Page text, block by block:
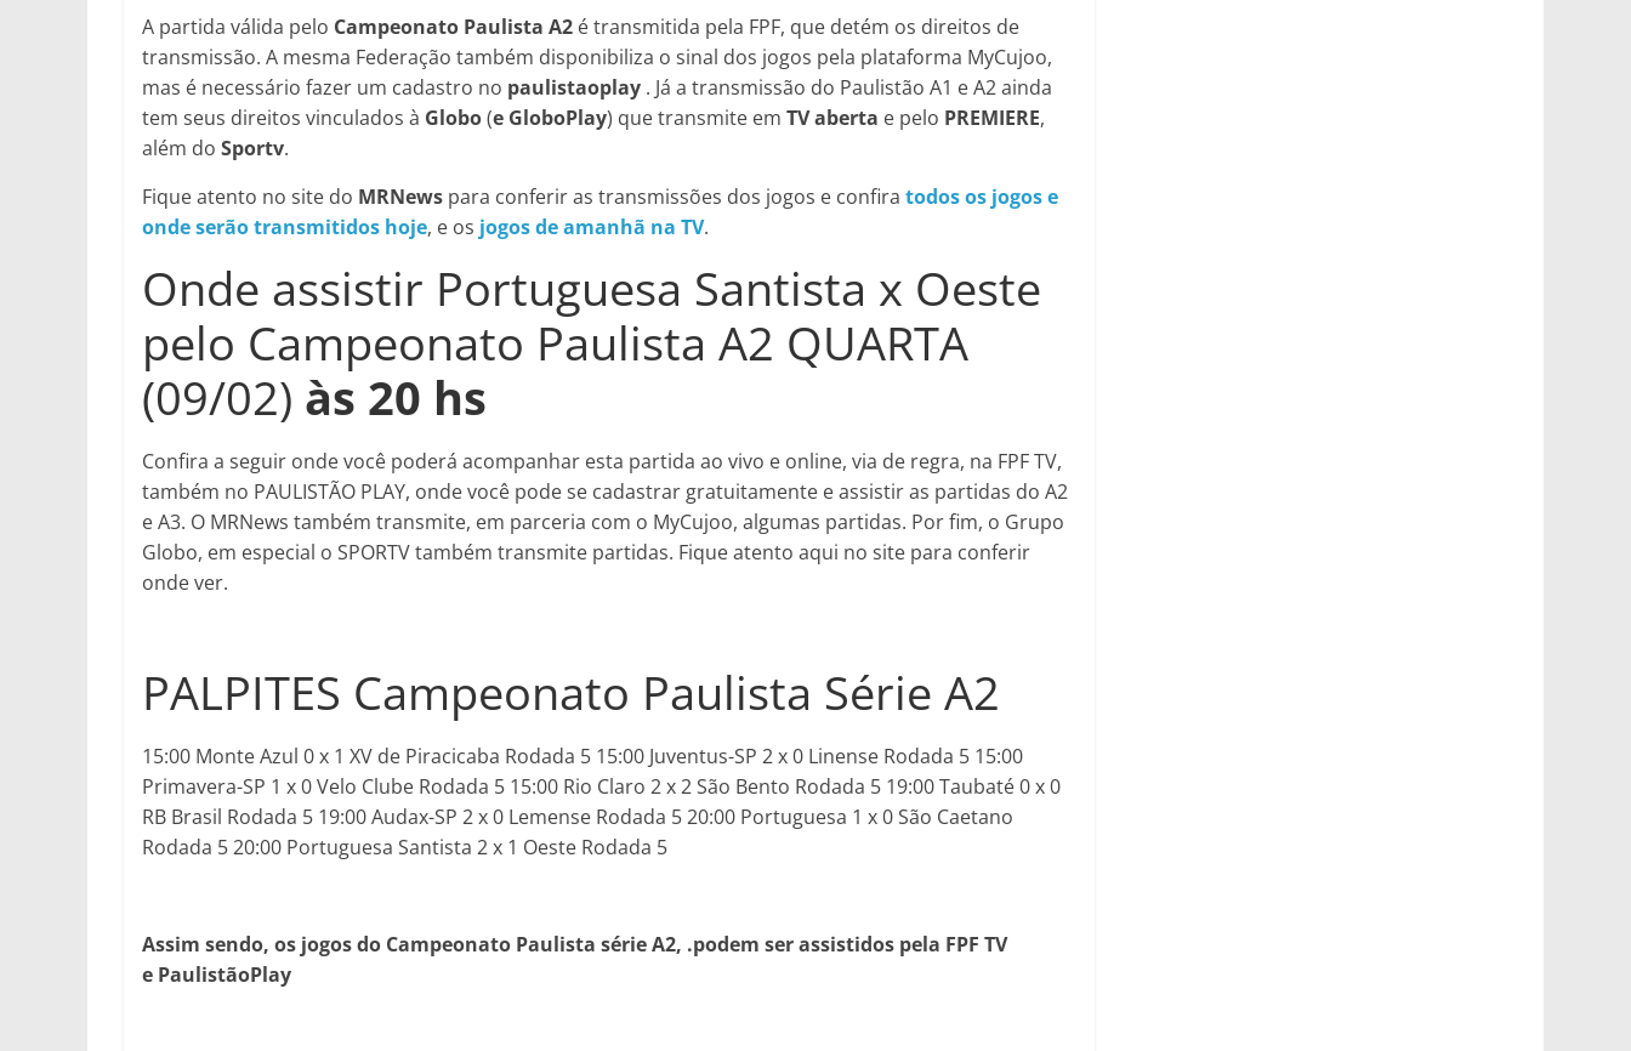
A partida válida pelo Campeonato Paulista A2 é transmitida pela FPF, que detém os direitos de
transmissão. A mesma Federação também disponibiliza o sinal dos jogos pela plataforma MyCujoo,
mas é necessário fazer um cadastro no paulistaoplay . Já a transmissão do Paulistão A1 e A2 ainda
tem seus direitos vinculados à Globo(e GloboPlay) que transmite em TV aberta e pelo PREMIERE,
além do Sportv.
Fique atento no site do MRNews para conferir as transmissões dos jogos e confira todos os jogos e
onde serão transmitidos hoje, e os jogos de amanhã na TV.
Onde assistir Portuguesa Santista x Oeste
pelo Campeonato Paulista A2 QUARTA
(09/02) às 20 hs
Confira a seguir onde você poderá acompanhar esta partida ao vivo e online, via de regra, na FPF TV,
também no PAULISTÃO PLAY, onde você pode se cadastrar gratuitamente e assistir as partidas do A2
e A3. O MRNews também transmite, em parceria com o MyCujoo, algumas partidas. Por fim, o Grupo
Globo, em especial o SPORTV também transmite partidas. Fique atento aqui no site para conferir
onde ver.
PALPITES Campeonato Paulista Série A2
15:00 Monte Azul 0 x 1 XV de Piracicaba Rodada 5 15:00 Juventus-SP 2 x 0 Linense Rodada 5 15:00
Primavera-SP 1 x 0 Velo Clube Rodada 5 15:00 Rio Claro 2 x 2 São Bento Rodada 5 19:00 Taubaté 0 x 0
RB Brasil Rodada 5 19:00 Audax-SP 2 x 0 Lemense Rodada 5 20:00 Portuguesa 1 x 0 São Caetano
Rodada 5 20:00 Portuguesa Santista 2 x 1 Oeste Rodada 5
Assim sendo, os jogos do Campeonato Paulista série A2, .podem ser assistidos pela FPF TV
e PaulistãoPlay